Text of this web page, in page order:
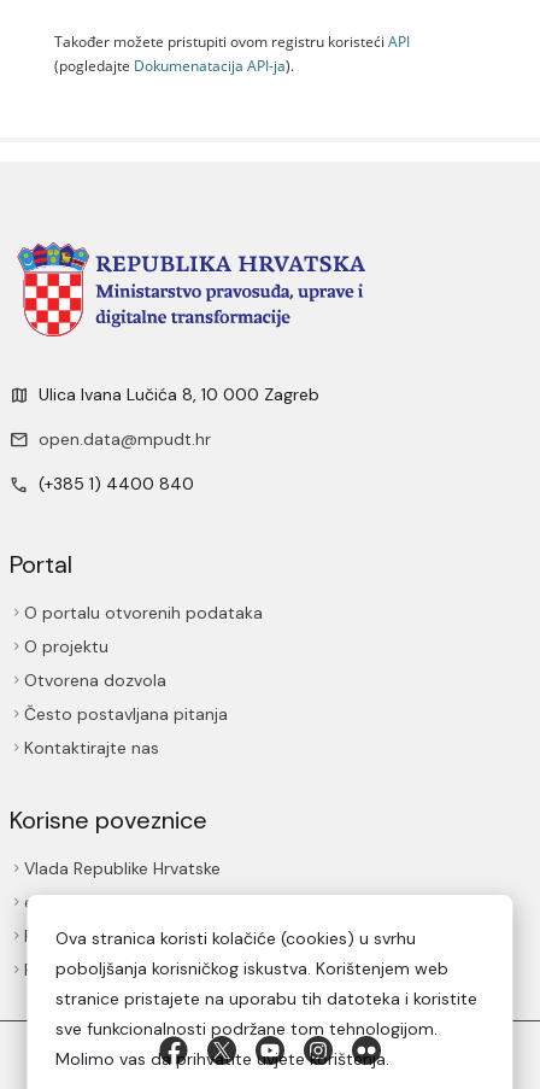
Također možete pristupiti ovom registru koristeći API
(pogledajte Dokumenаtаcijа API-jа).